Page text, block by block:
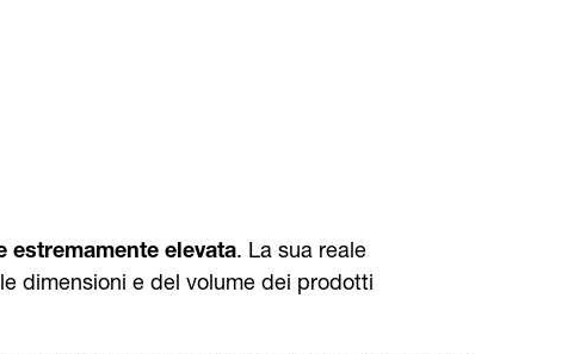
estremamente elevata. La sua reale
dimensioni e del volume dei prodotti